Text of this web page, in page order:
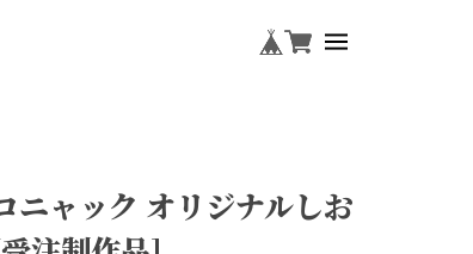
ニャック オリジナルしお